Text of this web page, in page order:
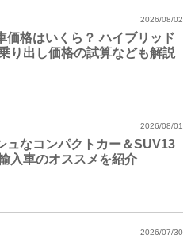
価格はいくら？ ハイブリッド
り出し価格の試算なども解説
2026/08/02
ュなコンパクトカー＆SUV13
入車のオススメを紹介
2026/08/01
2026/07/30